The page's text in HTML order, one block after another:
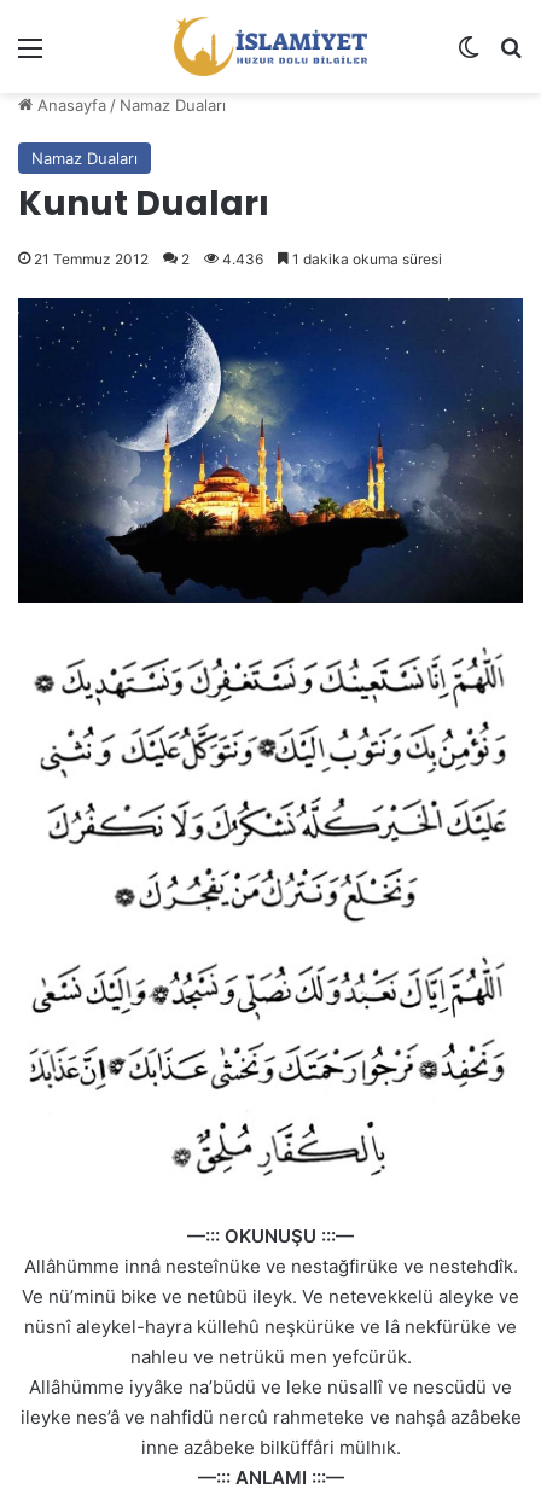
Dış
Anasayfa / Namaz Duaları
Namaz Duaları
Kunut Duaları
21 Temmuz 2012 2 4.436 1 dakika okuma süresi
—::: OKUNUŞU :::—
Allâhümme innâ nesteînüke ve nestağfirüke ve nestehdîk.
Ve nü’minü bike ve netûbü ileyk. Ve netevekkelü aleyke ve
nüsnî aleykel-hayra küllehû neşkürüke ve lâ nekfürüke ve
nahleu ve netrükü men yefcürük.
Allâhümme iyyâke na’büdü ve leke nüsallî ve nescüdü ve
ileyke nes’â ve nahfidü nercû rahmeteke ve nahşâ azâbeke
inne azâbeke bilküffâri mülhık.
—::: ANLAMI :::—